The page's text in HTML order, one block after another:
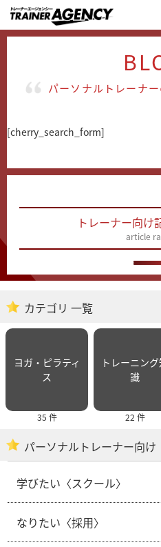
パーソナルトレーナ
[cherry_search_form]
トレーナー向け
article
カテゴリ 一覧
ヨガ・ピラティ
ス
35 件
トレーニン
識
22 件
パーソナルトレーナー向け
学びたい〈スクール〉
なりたい〈採用〉